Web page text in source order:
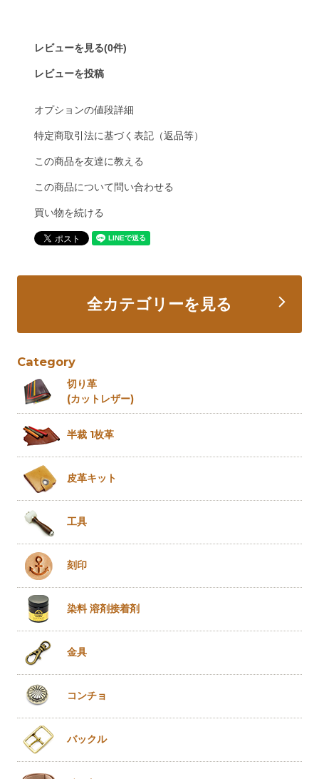
レビューを見る(0件)
レビューを投稿
オプションの値段詳細
特定商取引法に基づく表記（返品等）
この商品を友達に教える
この商品について問い合わせる
買い物を続ける
全カテゴリーを見る
Category
切り革
(カットレザー)
半裁 1枚革
皮革キット
工具
刻印
染料 溶剤接着剤
金具
コンチョ
バックル